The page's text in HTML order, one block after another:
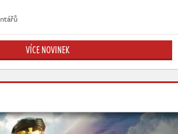
VÍCE NOVINEK